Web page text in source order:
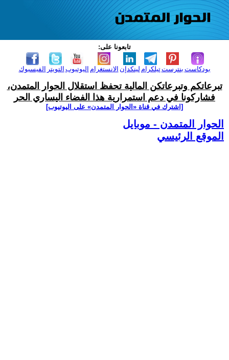
تابعونا على:
الفيسبوك التويتر اليوتيوب الانستغرام لينكدإن تيلكرامبنترست بودكاست
تبرعاتكم وتبرعاتكن المالية تحفظ استقلال الحوار المتمدن،
فشاركونا في دعم استمرارية هذا الفضاء اليساري الحر
[اشترك في قناة ‫«الحوار المتمدن» على اليوتيوب]
الحوار المتمدن - موبايل
الموقع الرئيسي